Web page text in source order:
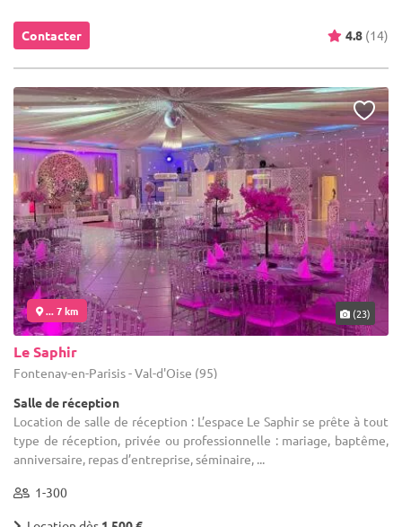
Contacter 4.8 (14)
... 7 km (23)
Le Saphir
Fontenay-en-Parisis - Val-d'Oise (95)
Salle de réception
Location de salle de réception : L’espace Le Saphir se prête à tout
type de réception, privée ou professionnelle : mariage, baptême,
anniversaire, repas d’entreprise, séminaire, ...
1-300